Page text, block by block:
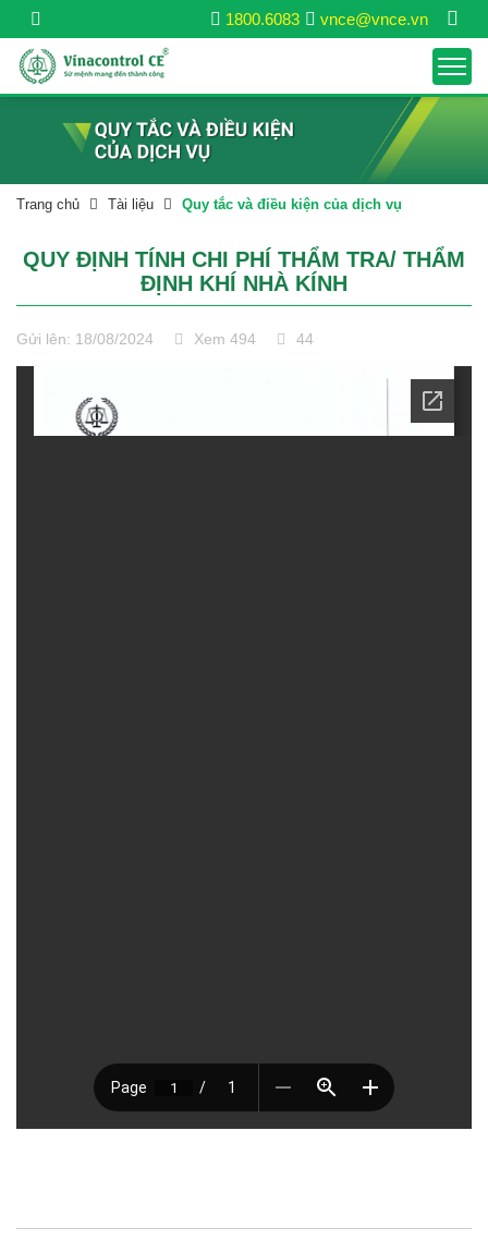
vnce@vnce.vn
1800.6083
Trang chủ Tài liệu Quy tắc và điều kiện của dịch vụ
QUY ĐỊNH TÍNH CHI PHÍ THẨM TRA/ THẨM
ĐỊNH KHÍ NHÀ KÍNH
Gửi lên: 18/08/2024 Xem 494 44